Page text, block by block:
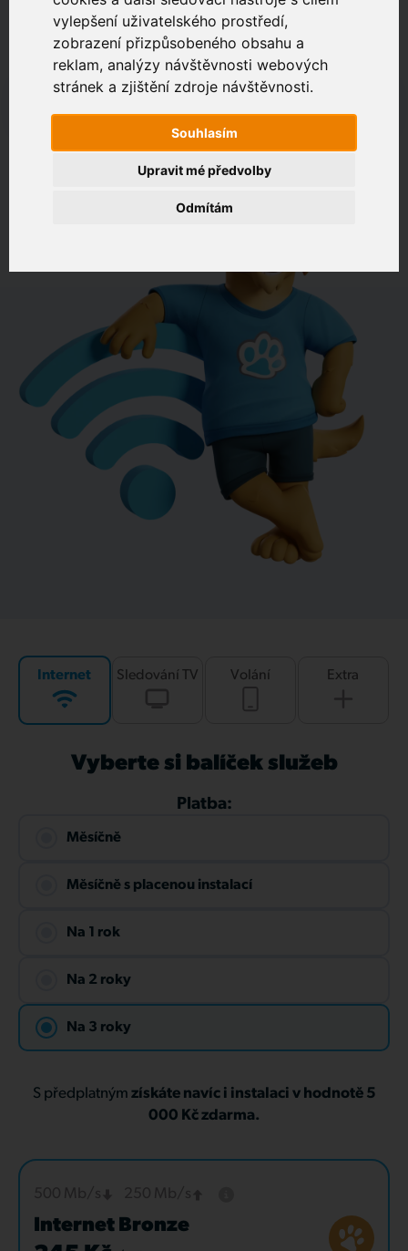
vylepšení uživatelského prostředí,
zobrazení přizpůsobeného obsahu a
reklam, analýzy návštěvnosti webových
stránek a zjištění zdroje návštěvnosti.
Souhlasím
Odmítám
Upravit mé předvolby
Zákaznický portál
Jak rychlé je připojení na vaší adrese?
Internet Sledování TV Volání Extra
Vyberte si balíček služeb
Platba:
Měsíčně
Měsíčně s placenou instalací
Na 1 rok
Na 2 roky
Na 3 roky
S předplatným získáte navíc i instalaci v hodnotě 5
000 Kč zdarma.
Internet Bronze